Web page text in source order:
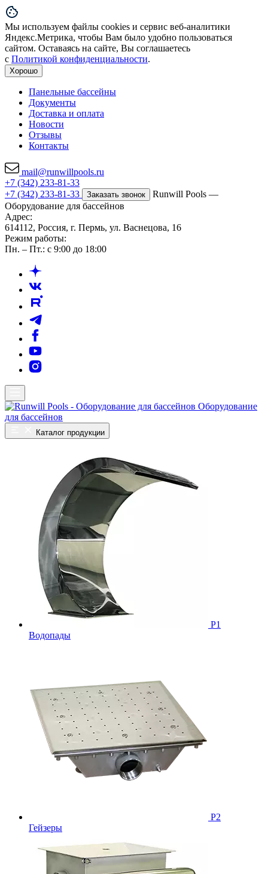
Мы используем файлы cookies и сервис веб-аналитики
Яндекс.Метрика, чтобы Вам было удобно пользоваться
сайтом. Оставаясь на сайте, Вы соглашаетесь
с Политикой конфиденциальности.
Хорошо
Панельные бассейны
Документы
Доставка и оплата
Новости
Отзывы
Контакты
mail@runwillpools.ru
+7 (342) 233-81-33
+7 (342) 233-81-33
Заказать звонок
Runwill Pools —
Оборудование для бассейнов
Адрес:
614112, Россия, г. Пермь, ул. Васнецова, 16
Режим работы:
Пн. – Пт.: с 9:00 до 18:00
Оборудование
для бассейнов
Каталог продукции
Р1
Водопады
Р2
Гейзеры